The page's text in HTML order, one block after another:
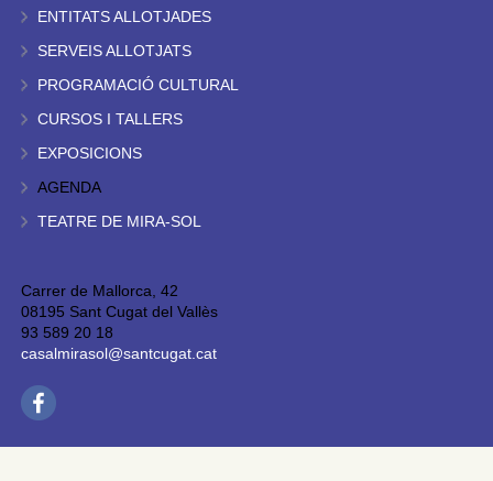
ENTITATS ALLOTJADES
SERVEIS ALLOTJATS
PROGRAMACIÓ CULTURAL
CURSOS I TALLERS
EXPOSICIONS
AGENDA
TEATRE DE MIRA-SOL
Carrer de Mallorca, 42
08195 Sant Cugat del Vallès
93 589 20 18
casalmirasol@santcugat.cat